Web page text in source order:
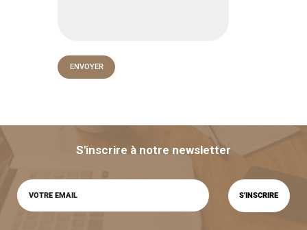
S'inscrire à notre newsletter